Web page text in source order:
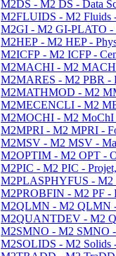
M2DS - M2 DS - Data
M2FLUIDS - M2 Fluids
M2GI - M2 GI-PLATO -
M2HEP - M2 HEP -
M2ICFP - M2 ICFP -
M2MACHI - M2 MACHI
M2MARES - M2 PBR -
M2MATHMOD - M2
M2MECENCLI - M2
M2MOCHI - M2 MoChI
M2MPRI - M2 MPRI -
M2MSV - M2 MSV -
M2OPTIM - M2 OPT -
M2PIC - M2 PIC -
M2PLASPHYFUS - M2
M2PROBFIN - M2 PF -
M2QLMN - M2 QLMN -
M2QUANTDEV - M2
M2SMNO - M2 SMNO -
M2SOLIDS - M2 Solids